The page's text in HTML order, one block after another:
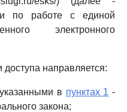
по работе с единой
электронного
направляется:
в пунктах 1 -
закона;